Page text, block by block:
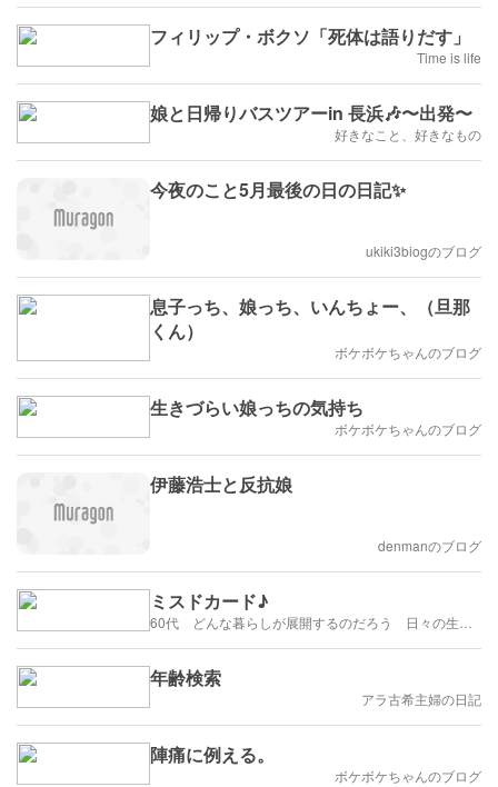
フィリップ・ボクソ「死体は語りだす」
Time is life
娘と日帰りバスツアーin 長浜🎶〜出発〜
好きなこと、好きなもの
今夜のこと5月最後の日の日記✨
ukiki3biogのブログ
息子っち、娘っち、いんちょー、（旦那
くん）
ボケボケちゃんのブログ
生きづらい娘っちの気持ち
ボケボケちゃんのブログ
伊藤浩士と反抗娘
denmanのブログ
ミスドカード♪
年齢検索
アラ古希主婦の日記
陣痛に例える。
ボケボケちゃんのブログ